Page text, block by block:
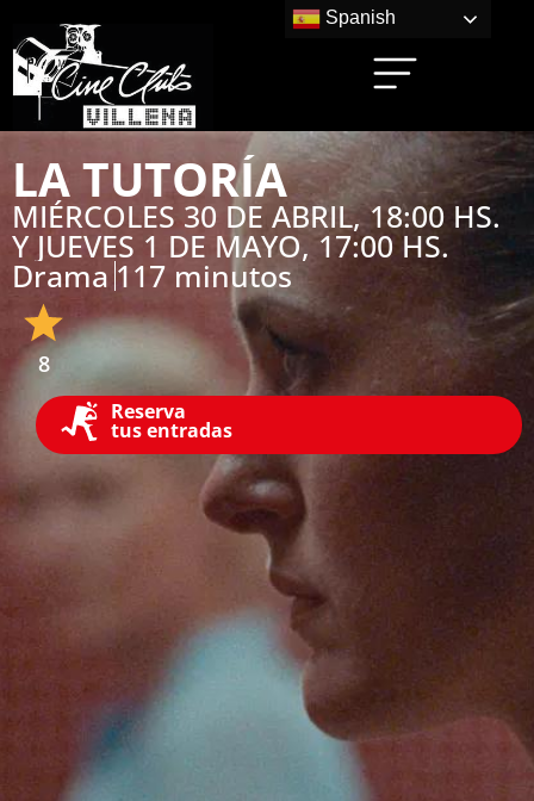
LA TUTORÍA
MIÉRCOLES 30 DE ABRIL, 18:00 HS.
Y JUEVES 1 DE MAYO, 17:00 HS.
Drama 117 minutos
8
Reserva
tus entradas
Spanish